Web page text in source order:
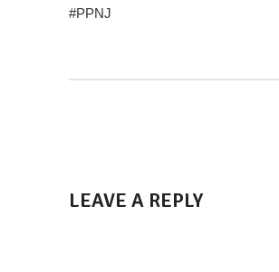
#PPNJ
LEAVE A REPLY